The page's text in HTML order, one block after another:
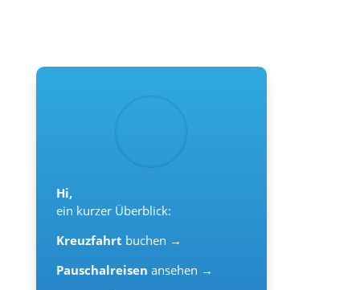
Hi,
ein kurzer Überblick:
Kreuzfahrt buchen →
Pauschalreisen ansehen →